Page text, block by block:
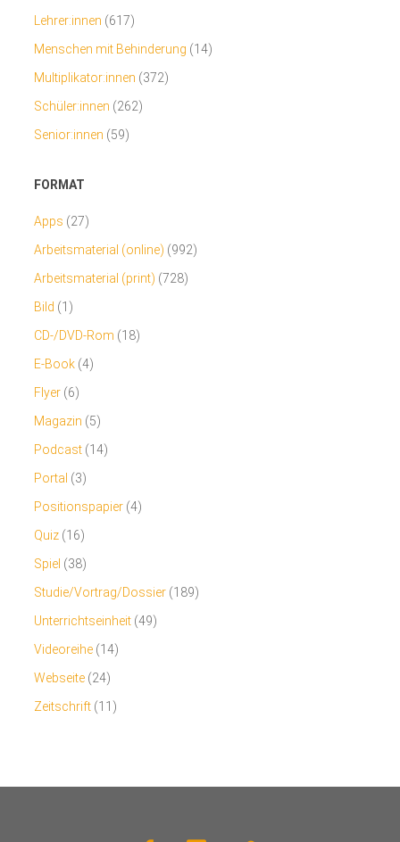
Lehrer:innen (617)
Menschen mit Behinderung (14)
Multiplikator:innen (372)
Schüler:innen (262)
Senior:innen (59)
FORMAT
Apps (27)
Arbeitsmaterial (online) (992)
Arbeitsmaterial (print) (728)
Bild (1)
CD-/DVD-Rom (18)
E-Book (4)
Flyer (6)
Magazin (5)
Podcast (14)
Portal (3)
Positionspapier (4)
Quiz (16)
Spiel (38)
Studie/Vortrag/Dossier (189)
Unterrichtseinheit (49)
Videoreihe (14)
Webseite (24)
Zeitschrift (11)